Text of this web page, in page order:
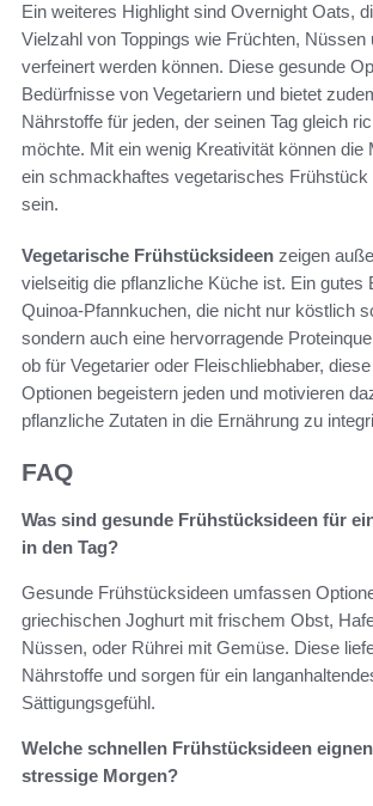
Ein weiteres Highlight sind Overnight Oats,
Vielzahl von Toppings wie Früchten, Nüssen
verfeinert werden können. Diese gesunde
Bedürfnisse von Vegetariern und bietet
Nährstoffe für jeden, der seinen Tag gleich
möchte. Mit ein wenig Kreativität können die
ein schmackhaftes vegetarisches Frühstück
sein.
Vegetarische Frühstücksideen zeigen
vielseitig die pflanzliche Küche ist. Ein gutes
Quinoa-Pfannkuchen, die nicht nur köstlich
sondern auch eine hervorragende
ob für Vegetarier oder Fleischliebhaber,
Optionen begeistern jeden und motivieren
pflanzliche Zutaten in die Ernährung zu
FAQ
Was sind gesunde Frühstücksideen für
in den Tag?
Gesunde Frühstücksideen umfassen
griechischen Joghurt mit frischem Obst,
Nüssen, oder Rührei mit Gemüse. Diese
Nährstoffe und sorgen für ein
Sättigungsgefühl.
Welche schnellen Frühstücksideen
stressige Morgen?